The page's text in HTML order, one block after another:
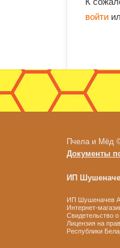
войти
Пчела и Мёд
Документы
ИП
ИП Шушеначев
Интернет-
Свидетельство
Лицензия на
Республики